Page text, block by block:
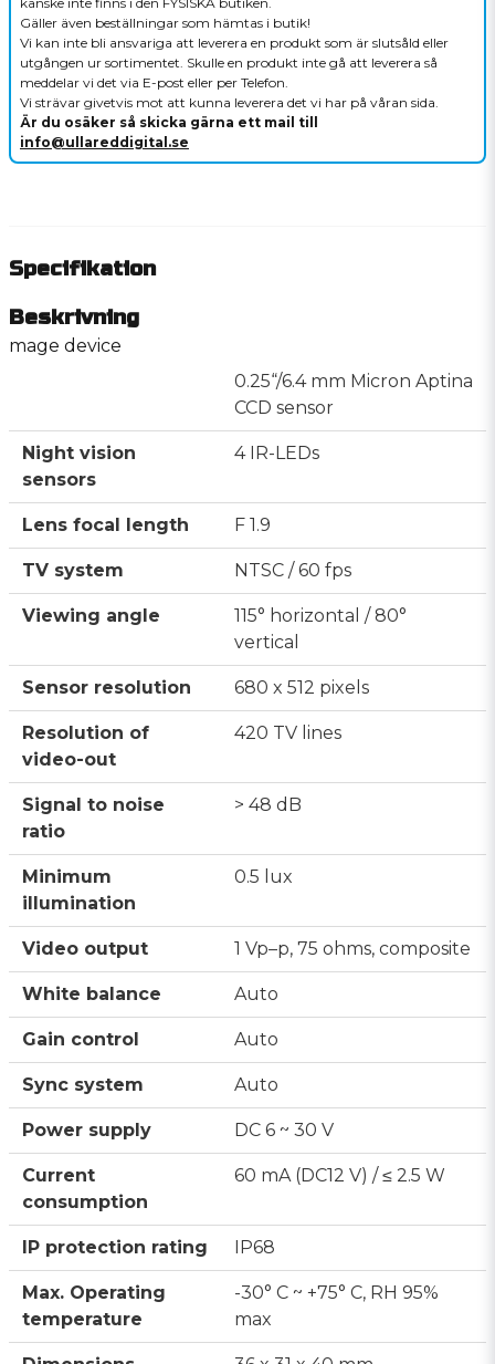
Gäller även beställningar som hämtas i butik!
Vi kan inte bli ansvariga att leverera en produkt som är slutsåld eller
utgången ur sortimentet. Skulle en produkt inte gå att leverera så
meddelar vi det via E-post eller per Telefon.
Vi strävar givetvis mot att kunna leverera det vi har på våran sida.
Är du osäker så skicka gärna ett mail till
info@ullareddigital.se
Beskrivning
mage device
0.25“/6.4 mm Micron Aptina
CCD sensor
Night vision
sensors
4 IR-LEDs
Lens focal length F 1.9
TV system NTSC / 60 fps
Viewing angle
115° horizontal / 80°
vertical
Sensor resolution 680 x 512 pixels
Resolution of
video-out
420 TV lines
Signal to noise
ratio
> 48 dB
Minimum
illumination
0.5 lux
Video output 1 Vp–p, 75 ohms, composite
White balance Auto
Gain control Auto
Sync system Auto
Power supply DC 6 ~ 30 V
Current
consumption
60 mA (DC12 V) / ≤ 2.5 W
IP protection rating IP68
Max. Operating
temperature
-30° C ~ +75° C, RH 95%
max
Specifikation